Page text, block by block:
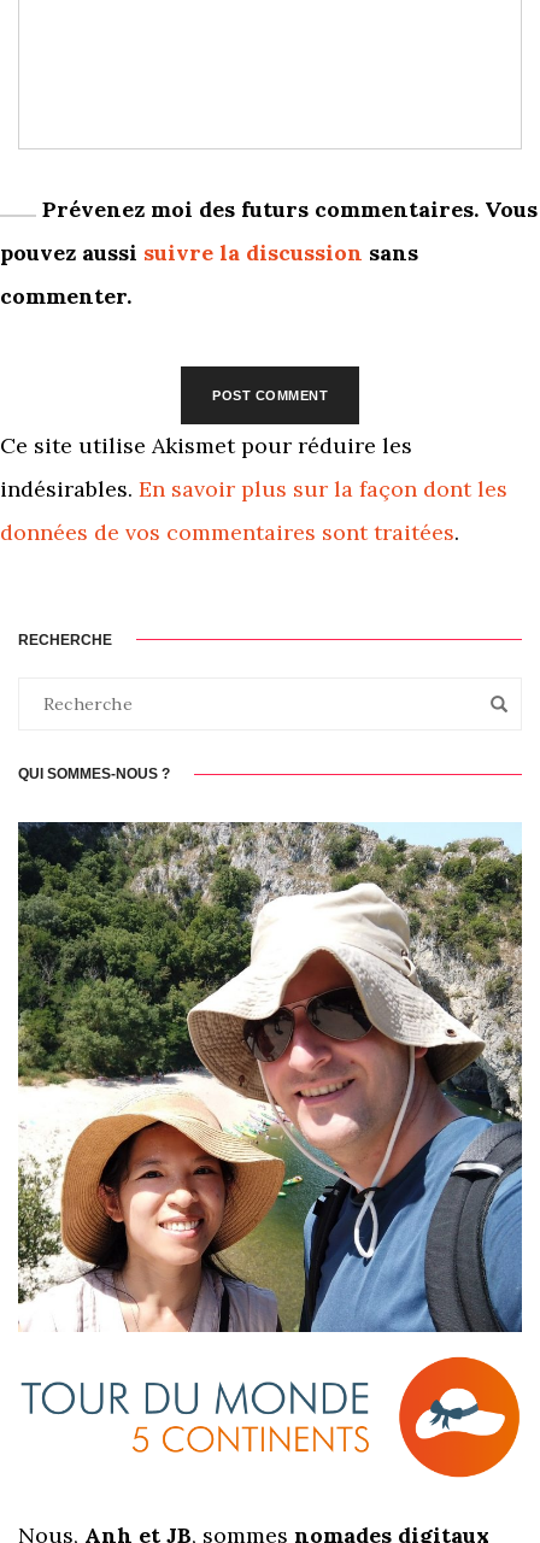
Prévenez moi des futurs commentaires. Vous
pouvez aussi suivre la discussion sans
commenter.
Ce site utilise Akismet pour réduire les
indésirables. En savoir plus sur la façon dont les
données de vos commentaires sont traitées.
RECHERCHE
QUI SOMMES-NOUS ?
Nous, Anh et JB, sommes nomades digitaux